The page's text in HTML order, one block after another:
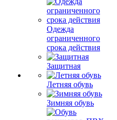
Одежда
ограниченного
срока действия
Защитная
Летняя обувь
Зимняя обувь